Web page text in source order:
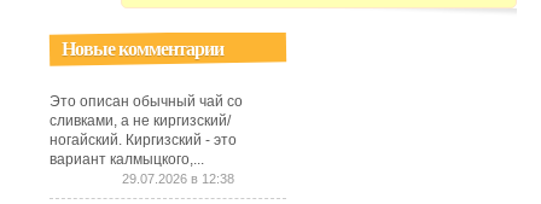
Новые комментарии
Это описан обычный чай со
сливками, а не киргизский/
ногайский. Киргизский - это
вариант калмыцкого,...
29.07.2026 в 12:38